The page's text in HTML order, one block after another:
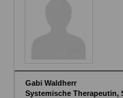
Gabi Waldherr
Systemische Therapeutin,